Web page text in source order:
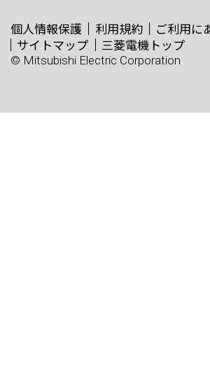
個人情報保護 利用規約
ご利用に
サイトマップ
三菱電機トップ
© Mitsubishi Electric Corporation